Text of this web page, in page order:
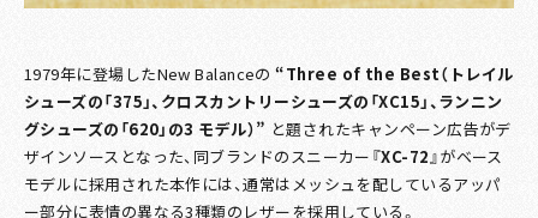
1979年に登場したNew Balanceの“Three of the Best（トレイル
シューズの「375」、クロスカントリーシューズの「XC15」、ランニン
グシューズの「620」の3 モデル）” と題されたキャンペーン広告がデ
ザインソースとなった、同ブランドのスニーカー 『XC-72』がベース
モデルに採用された本作には、通常はメッシュを配しているアッパ
ー部分に表情の異なる3種類のレザーを採用している。